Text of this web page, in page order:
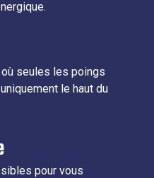
seules les poings
le haut du
pour vous